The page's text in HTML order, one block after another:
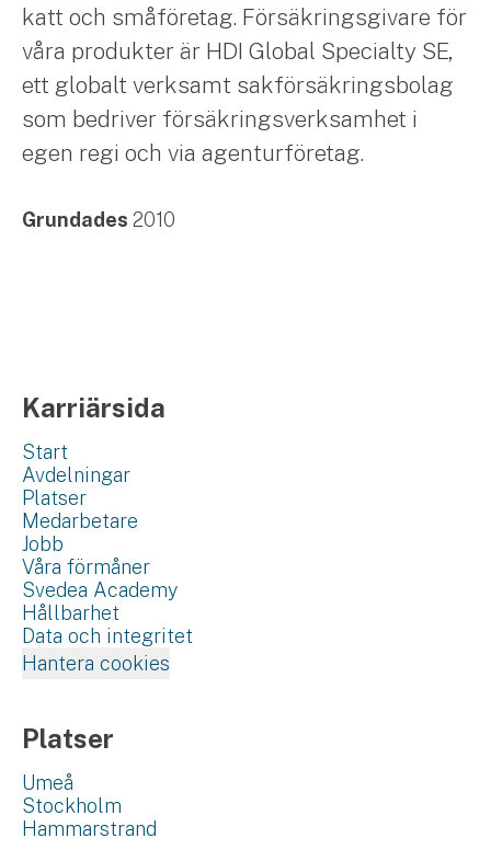
katt och småföretag. Försäkringsgivare för
våra produkter är HDI Global Specialty SE,
ett globalt verksamt sakförsäkringsbolag
som bedriver försäkringsverksamhet i
egen regi och via agenturföretag.
Grundades 2010
Karriärsida
Start
Avdelningar
Platser
Medarbetare
Jobb
Våra förmåner
Svedea Academy
Hållbarhet
Data och integritet
Hantera cookies
Platser
Umeå
Stockholm
Hammarstrand